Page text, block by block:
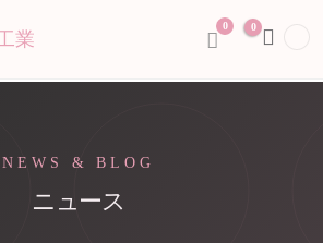
業
0 0
NEWS & BLOG
ニュース